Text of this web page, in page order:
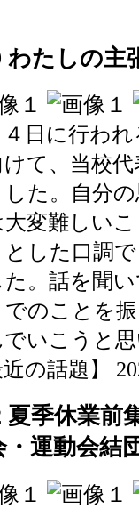
わたしの
４日に行わ
けて、当校
した。自分
大変難しい
とした口調
た。話を聞
のことを
いこうと
近の話題】
夏季休業前
・運動会結